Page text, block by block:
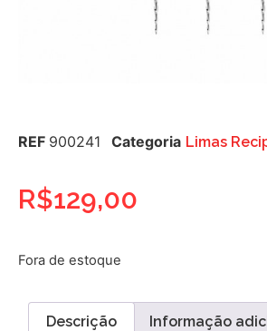
REF 900241 Categoria Limas
R$129,00
Fora de estoque
Descrição Informação